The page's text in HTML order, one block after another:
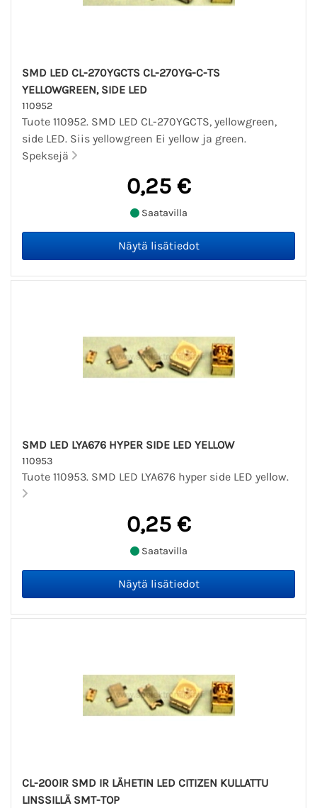
SMD LED CL-270YGCTS CL-270YG-C-TS
YELLOWGREEN, SIDE LED
110952
Tuote 110952. SMD LED CL-270YGCTS, yellowgreen,
side LED. Siis yellowgreen Ei yellow ja green.
Speksejä
0,25 €
Saatavilla
SMD LED LYA676 HYPER SIDE LED YELLOW
110953
Tuote 110953. SMD LED LYA676 hyper side LED yellow.
0,25 €
Saatavilla
CL-200IR SMD IR LÄHETIN LED CITIZEN KULLATTU
LINSSILLÄ SMT-TOP